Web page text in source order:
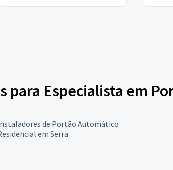
para Especialista em
de Portão Automático
em Serra